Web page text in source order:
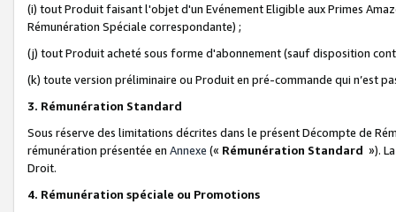
(i) tout Produit faisant l'objet d'un Evénement Eligible aux Primes
Rémunération Spéciale correspondante) ;
(j) tout Produit acheté sous forme d'abonnement (sauf disposition
(k) toute version préliminaire ou Produit en pré-commande qui n’est
3. Rémunération Standard
Sous réserve des limitations décrites dans le présent Décompte de
rémunération présentée en Annexe (« Rémunération Standard »).
Droit.
4. Rémunération spéciale ou Promotions